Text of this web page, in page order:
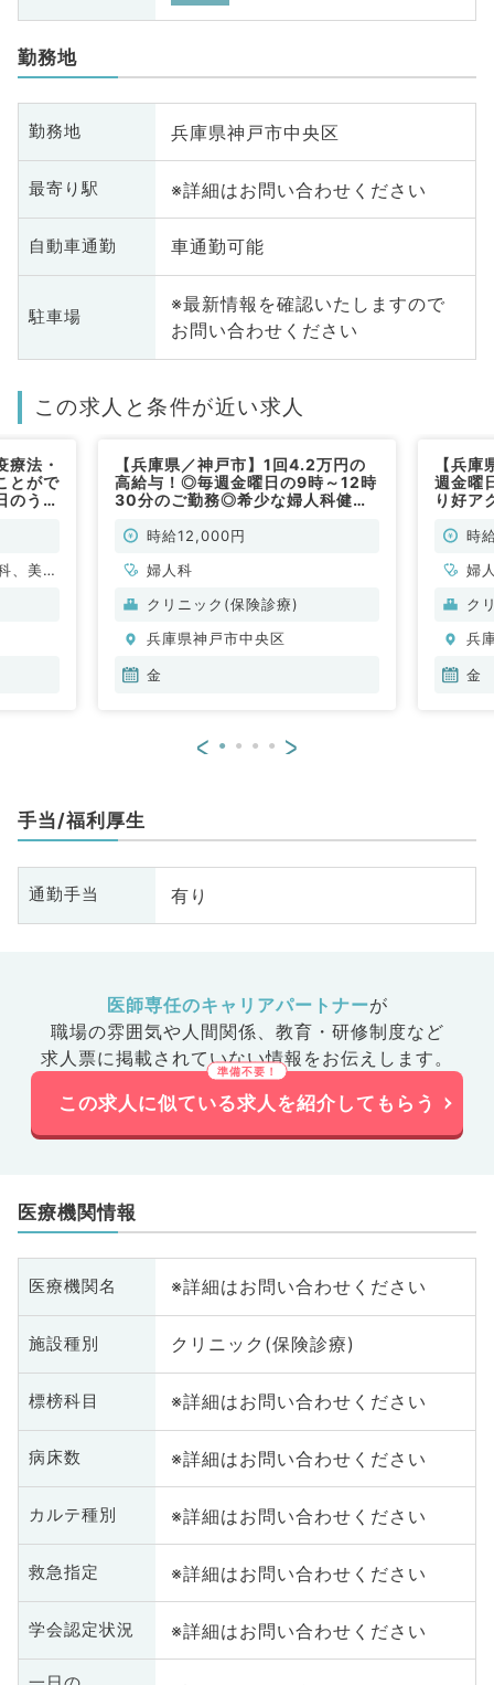
勤務地
勤務地 兵庫県神戸市中央区
最寄り駅 ※詳細はお問い合わせください
自動車通勤 車通勤可能
駐車場
※最新情報を確認いたしますので
お問い合わせください
この求人と条件が近い求人
療法・
とがで
のうち
、美容
【兵庫県／神戸市】1回4.2万円の
高給与！◎毎週金曜日の9時～12時
30分のご勤務◎希少な婦人科健診
時給12,000円
婦人科
クリニック(保険診療)
兵庫県神戸市中央区
金
【兵
週金曜
り好ア
（婦人
時
婦
ク
兵
金
< >
手当/福利厚生
通勤手当 有り
医師専任のキャリアパートナーが
職場の雰囲気や人間関係、 教育・研修制度など
求人票に掲載されていない情報をお伝えします。
この求人に似ている求人を紹介してもらう
医療機関情報
医療機関名 ※詳細はお問い合わせください
施設種別 クリニック(保険診療)
標榜科目 ※詳細はお問い合わせください
病床数 ※詳細はお問い合わせください
カルテ種別 ※詳細はお問い合わせください
救急指定 ※詳細はお問い合わせください
学会認定状況 ※詳細はお問い合わせください